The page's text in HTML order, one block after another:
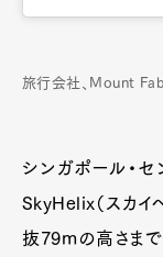
旅行会社、Mount
シンガポール・セ
SkyHelix（スカイ
抜79mの高さま